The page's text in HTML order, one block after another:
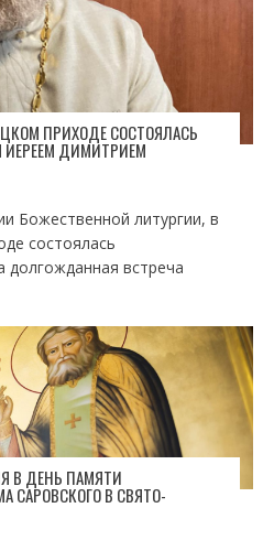
ПРИХОДЕ СОСТОЯЛАСЬ
ИЕРЕЕМ ДИМИТРИЕМ
Божественной литургии, в
состоялась
долгожданная встреча
В ДЕНЬ ПАМЯТИ
САРОВСКОГО В СВЯТО-